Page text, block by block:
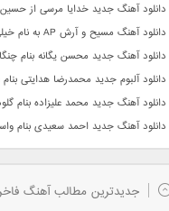
دانلود آهنگ جدید خدایا مرسی از
دانلود آهنگ مسیح و آرش AP به نام خیلی دلم تنگه
دانلود آهنگ جدید محسن یگانه بنام
دانلود آلبوم جدید محمدرضا هدایتی
دانلود آهنگ جدید محمد علیزاده بنام
دانلود آهنگ جدید احمد سعیدی بنام
جدیدترین مطالب آهنگ